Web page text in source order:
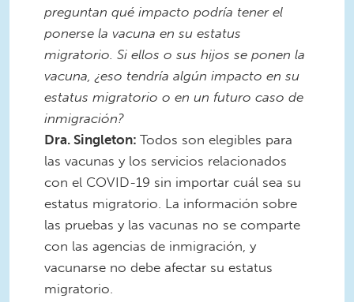
preguntan qué impacto podría tener el
ponerse la vacuna en su estatus
migratorio. Si ellos o sus hijos se ponen la
vacuna, ¿eso tendría algún impacto en su
estatus migratorio o en un futuro caso de
inmigración?
Dra. Singleton: Todos son elegibles para
las vacunas y los servicios relacionados
con el COVID-19 sin importar cuál sea su
estatus migratorio. La información sobre
las pruebas y las vacunas no se comparte
con las agencias de inmigración, y
vacunarse no debe afectar su estatus
migratorio.